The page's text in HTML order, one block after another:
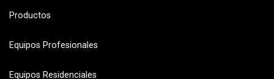
Productos
Equipos Profesionales
Equipos Residenciales